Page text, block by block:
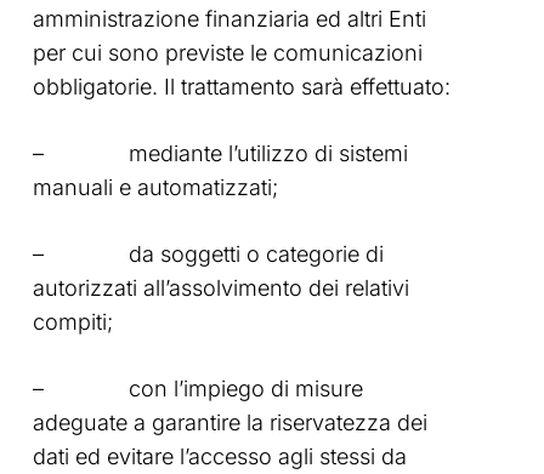
amministrazione finanziaria ed altri Enti
per cui sono previste le comunicazioni
obbligatorie. Il trattamento sarà effettuato:
– mediante l’utilizzo di sistemi
manuali e automatizzati;
– da soggetti o categorie di
autorizzati all’assolvimento dei relativi
compiti;
– con l’impiego di misure
adeguate a garantire la riservatezza dei
dati ed evitare l’accesso agli stessi da